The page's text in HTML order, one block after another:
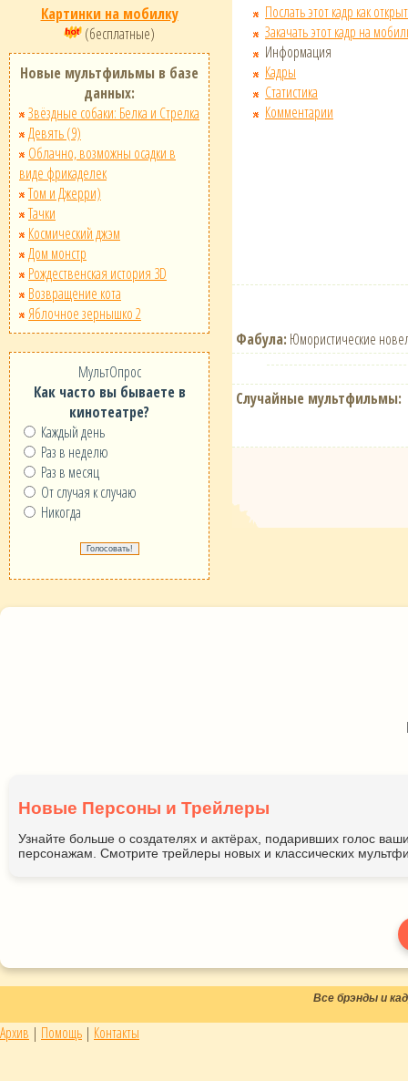
Картинки на мобилку
(бесплатные)
Новые мультфильмы в базе
данных:
Звёздные собаки: Белка и Стрелка
Девять (9)
Облачно, возможны осадки в
виде фрикаделек
Том и Джерри)
Тачки
Космический джэм
Дом монстр
Рождественская история 3D
Возвращение кота
Яблочное зернышко 2
МультОпрос
Как часто вы бываете в
кинотеатре?
Каждый день
Раз в неделю
Раз в месяц
От случая к случаю
Никогда
Послать этот кадр как
Закачать этот кадр на
Информация
Кадры
Статистика
Комментарии
Фабула: Юмористические
Случайные мультфильмы:
Новые Персоны и Трейлеры
Узнайте больше о создателях и актёрах, подаривших голос
персонажам. Смотрите трейлеры новых и классических
Все брэнды и
Архив | Помощь | Контакты